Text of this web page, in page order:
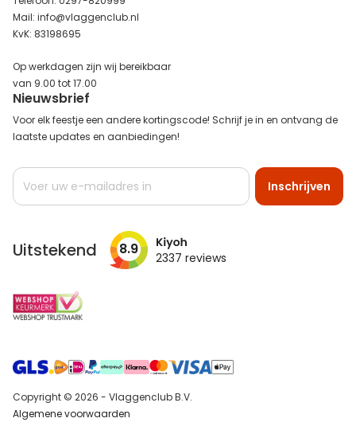
Mail: info@vlaggenclub.nl
KvK: 83198695
Op werkdagen zijn wij bereikbaar
van 9.00 tot 17.00
Nieuwsbrief
Voor elk feestje een andere kortingscode! Schrijf je in en ontvang de
laatste updates en aanbiedingen!
Abonneer
op
Inschrijven
Uitstekend 8.9 2337 reviews
Copyright © 2026 - Vlaggenclub B.V.
Algemene voorwaarden